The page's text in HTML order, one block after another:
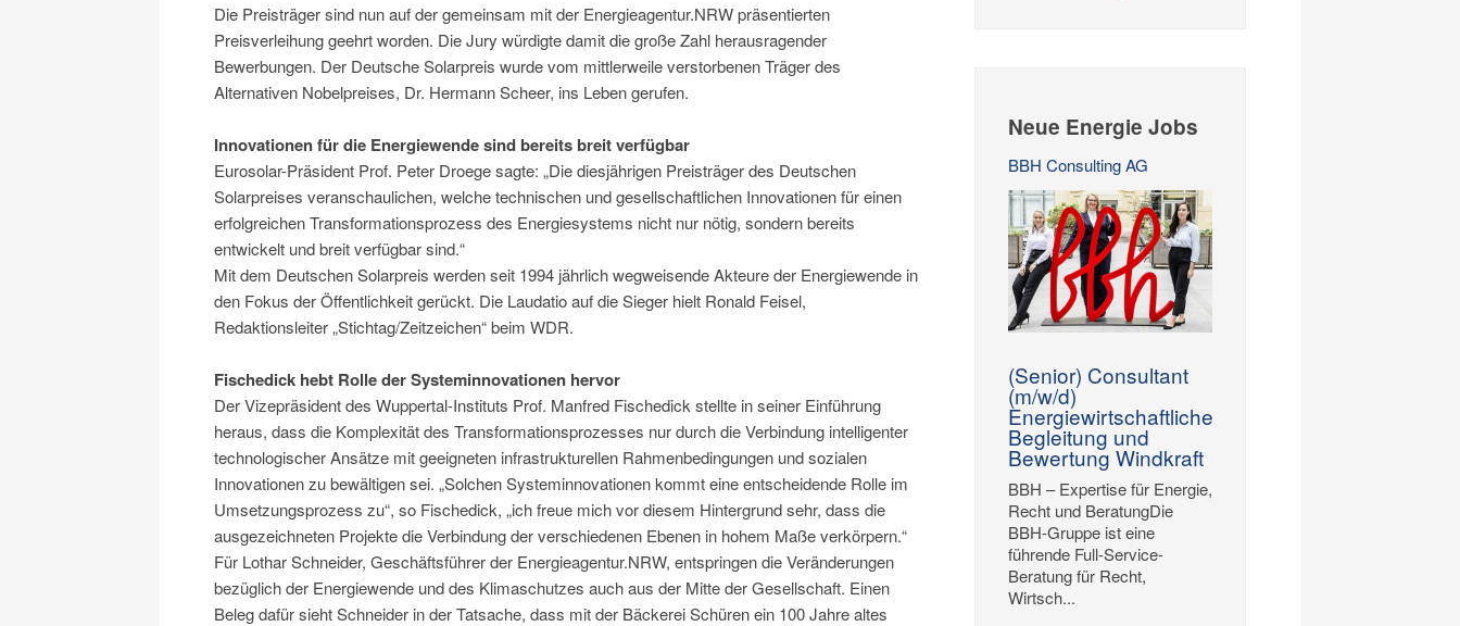
Die Preisträger sind nun auf der gemeinsam mit der Energieagentur.NRW präsentierten
Preisverleihung geehrt worden. Die Jury würdigte damit die große Zahl herausragender
Bewerbungen. Der Deutsche Solarpreis wurde vom mittlerweile verstorbenen Träger des
Alternativen Nobelpreises, Dr. Hermann Scheer, ins Leben gerufen.
Innovationen für die Energiewende sind bereits breit verfügbar
Eurosolar-Präsident Prof. Peter Droege sagte: „Die diesjährigen Preisträger des Deutschen
Solarpreises veranschaulichen, welche technischen und gesellschaftlichen Innovationen für einen
erfolgreichen Transformationsprozess des Energiesystems nicht nur nötig, sondern bereits
entwickelt und breit verfügbar sind.“
Mit dem Deutschen Solarpreis werden seit 1994 jährlich wegweisende Akteure der Energiewende in
den Fokus der Öffentlichkeit gerückt. Die Laudatio auf die Sieger hielt Ronald Feisel,
Redaktionsleiter „Stichtag/Zeitzeichen“ beim WDR.
Fischedick hebt Rolle der Systeminnovationen hervor
Der Vizepräsident des Wuppertal-Instituts Prof. Manfred Fischedick stellte in seiner Einführung
heraus, dass die Komplexität des Transformationsprozesses nur durch die Verbindung intelligenter
technologischer Ansätze mit geeigneten infrastrukturellen Rahmenbedingungen und sozialen
Innovationen zu bewältigen sei. „Solchen Systeminnovationen kommt eine entscheidende Rolle im
Umsetzungsprozess zu“, so Fischedick, „ich freue mich vor diesem Hintergrund sehr, dass die
ausgezeichneten Projekte die Verbindung der verschiedenen Ebenen in hohem Maße verkörpern.“
Für Lothar Schneider, Geschäftsführer der Energieagentur.NRW, entspringen die Veränderungen
bezüglich der Energiewende und des Klimaschutzes auch aus der Mitte der Gesellschaft. Einen
Beleg dafür sieht Schneider in der Tatsache, dass mit der Bäckerei Schüren ein 100 Jahre altes
Neue Energie Jobs
BBH Consulting AG
(Senior) Consultant
(m/w/d)
Energiewirtschaftliche
Begleitung und
Bewertung Windkraft
BBH – Expertise für Energie,
Recht und BeratungDie
BBH-Gruppe ist eine
führende Full-Service-
Beratung für Recht,
Wirtsch...